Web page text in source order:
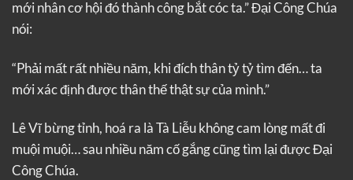
mới nhân cơ hội đó thành công bắt cóc ta.” Đại Công Chúa
nói:
“Phải mất rất nhiều năm, khi đích thân tỷ tỷ tìm đến… ta
mới xác định được thân thế thật sự của mình.”
Lê Vĩ bừng tỉnh, hoá ra là Tà Liễu không cam lòng mất đi
muội muội… sau nhiều năm cố gắng cũng tìm lại được Đại
Công Chúa.